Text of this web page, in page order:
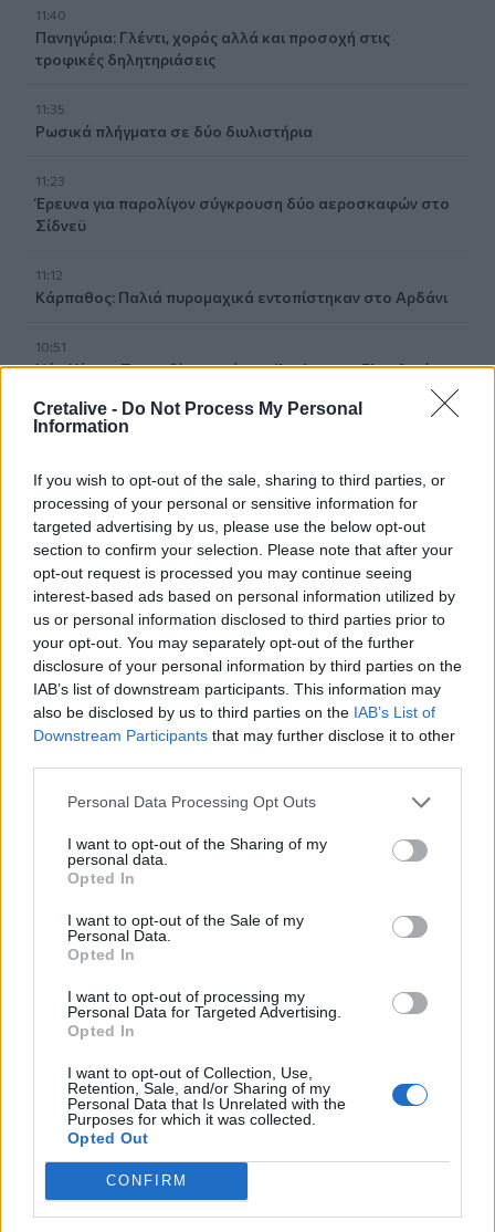
Cretalive - Do Not Process My Personal
Information
If you wish to opt-out of the sale, sharing to third parties, or
processing of your personal or sensitive information for
targeted advertising by us, please use the below opt-out
section to confirm your selection. Please note that after your
opt-out request is processed you may continue seeing
interest-based ads based on personal information utilized by
us or personal information disclosed to third parties prior to
your opt-out. You may separately opt-out of the further
disclosure of your personal information by third parties on the
IAB’s list of downstream participants. This information may
also be disclosed by us to third parties on the IAB’s List of
Downstream Participants that may further disclose it to other
Personal Data Processing Opt Outs
I want to opt-out of the Sharing of my
personal data.
Opted In
I want to opt-out of the Sale of my
Personal Data.
Opted In
I want to opt-out of processing my
Personal Data for Targeted Advertising.
Opted In
I want to opt-out of Collection, Use,
Retention, Sale, and/or Sharing of my
Personal Data that Is Unrelated with the
Purposes for which it was collected.
Opted Out
CONFIRM
11:40
Πανηγύρια: Γλέντι, χορός αλλά και προσοχή στις
τροφικές δηλητηριάσεις
11:35
Ρωσικά πλήγματα σε δύο διυλιστήρια
11:23
Έρευνα για παρολίγον σύγκρουση δύο αεροσκαφών στο
Σίδνεϋ
11:12
Κάρπαθος: Παλιά πυρομαχικά εντοπίστηκαν στο Αρδάνι
10:51
Νέα Υόρκη: Τραγωδία κοντά στο Άγαλμα της Ελευθερίας
10:42
10:39
Χανιά: Κάνναβη και δενδρύλλια είχε 52χρονος
10:31
Ταϊλάνδη: Στους 9 οι νεκροί από το μακελειό σε σχολείο
10:23
Ηράκλειο: Σύλληψη ζευγαριού για ναρκωτικά –
Κατασχέθηκε σχεδόν μισό κιλό κάνναβης
«Δύο μέρες μόνο»
Πάρος: Στον εισαγγελέα σήμερα ο ιδιοκτήτης του beach
bar για τον θάνατο του 4χρονου
ΣΧΕΤΙΚA AΡΘΡΑ
Ρούχα και αξεσουάρ από την ταινία «The Devil Wears
Ρούχα και αξεσουάρ από την
Ρούχα και αξεσουάρ από την